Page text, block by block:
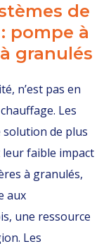
de
pompe à
granulés
n’est pas en
Les
de plus
faible impact
à granulés,
aux
une ressource
Les